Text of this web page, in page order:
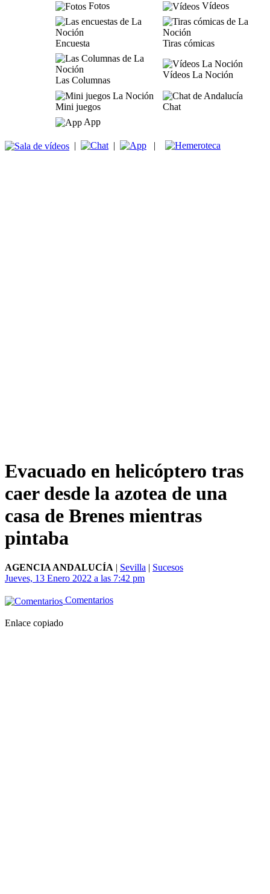
Fotos
Vídeos
Encuesta Tiras cómicas
Las Columnas
Vídeos La Noción
Mini juegos
Chat
App
| | |
Evacuado en helicóptero tras
caer desde la azotea de una
casa de Brenes mientras
pintaba
AGENCIA ANDALUCÍA | Sevilla | Sucesos
Jueves, 13 Enero 2022 a las 7:42 pm
Comentarios
Enlace copiado